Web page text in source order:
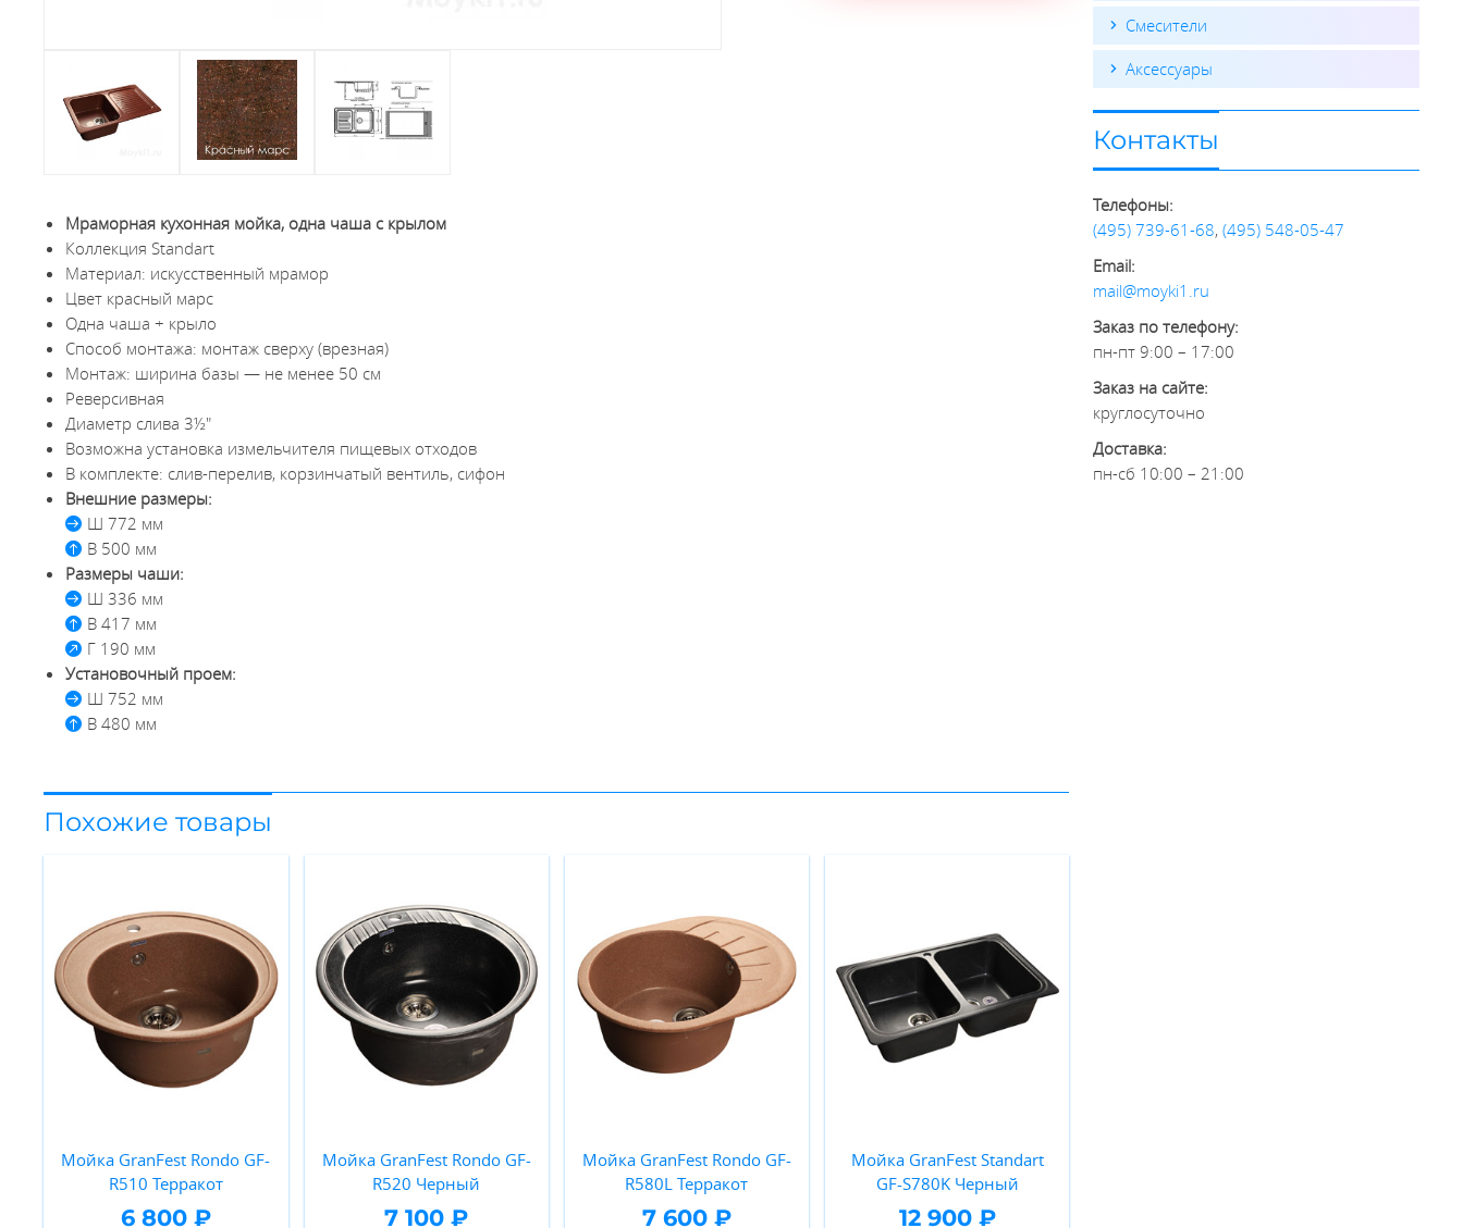
Мраморная кухонная мойка, одна чаша с крылом
Коллекция Standart
Материал: искусственный мрамор
Цвет красный марс
Одна чаша + крыло
Способ монтажа: монтаж сверху (врезная)
Монтаж: ширина базы — не менее 50 см
Реверсивная
Диаметр слива 3½"
Возможна установка измельчителя пищевых отходов
В комплекте: слив-перелив, корзинчатый вентиль, сифон
Внешние размеры:
Ш 772 мм
В 500 мм
Размеры чаши:
Ш 336 мм
В 417 мм
Г 190 мм
Установочный проем:
Ш 752 мм
В 480 мм
Похожие товары
Мойка GranFest Rondo GF-
R510 Терракот
6 800 ₽
Мойка GranFest Rondo GF-
R520 Черный
7 100 ₽
Мойка GranFest Rondo GF-
R580L Терракот
7 600 ₽
Мойка GranFest Standart
GF-S780K Черный
12 900 ₽
Смесители
Аксессуары
Контакты
Телефоны:
(495) 739-61-68, (495) 548-05-47
Email:
mail@moyki1.ru
Заказ по телефону:
пн-пт 9:00 – 17:00
Заказ на сайте:
круглосуточно
Доставка:
пн-сб 10:00 – 21:00